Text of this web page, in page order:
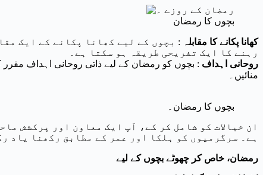
بچوں کا رمضان
کھانا پکانے کا مقابلہ : بچوں کے لیے کھانا پکانے کے ایک
رہنے کا ایک تفریحی طریقہ ہو سکتا ہے۔
روحانی اہداف : بچوں کو رمضان کے لیے ذاتی روحانی اہداف مقرر
منائیں۔
بچوں کا رمضان۔
ان خیالات کو شامل کر کے، آپ ایک معاون اور پرکشش
ہے۔ سرگرمیوں کو ہلکا اور عمر کے مطابق رکھنا یاد
رمضان، خاص کر چھوٹے بچوں کے لیے